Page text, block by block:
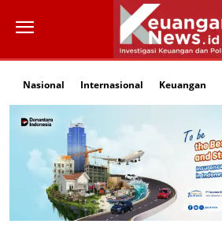
Nasional Internasional Keuangan